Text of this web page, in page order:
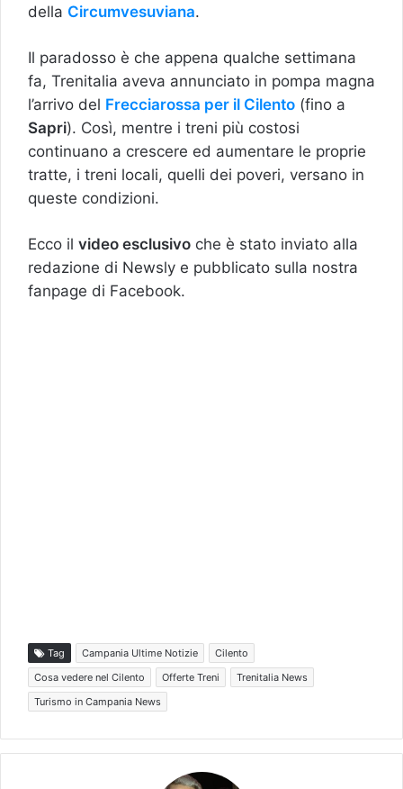
della Circumvesuviana.
Il paradosso è che appena qualche settimana
fa, Trenitalia aveva annunciato in pompa magna
l’arrivo del Frecciarossa per il Cilento (fino a
Sapri). Così, mentre i treni più costosi
continuano a crescere ed aumentare le proprie
tratte, i treni locali, quelli dei poveri, versano in
queste condizioni.
Ecco il video esclusivo che è stato inviato alla
redazione di Newsly e pubblicato sulla nostra
fanpage di Facebook.
Tag Campania Ultime Notizie
Cilento
Cosa vedere nel Cilento
Offerte Treni
Trenitalia News
Turismo in Campania News